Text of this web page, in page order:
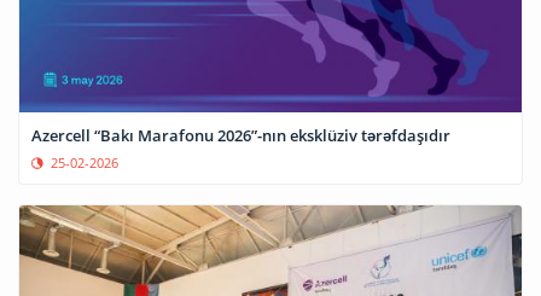
Azercell “Bakı Marafonu 2026”-nın eksklüziv tərəfdaşıdır
25-02-2026